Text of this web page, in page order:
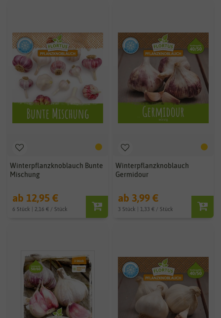
Winterpflanzknoblauch Bunte
Mischung
ab 12,95 €
6 Stück | 2,16 € / Stück
Winterpflanzknoblauch
Germidour
ab 3,99 €
3 Stück | 1,33 € / Stück